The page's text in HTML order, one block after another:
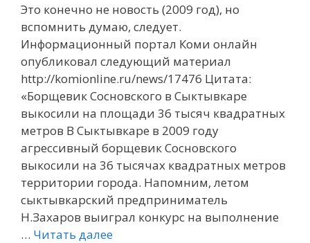
Это конечно не новость (2009 год), но
вспомнить думаю, следует.
Информационный портал Коми онлайн
опубликовал следующий материал
http://komionline.ru/news/17476 Цитата:
«Борщевик Сосновского в Сыктывкаре
выкосили на площади 36 тысяч квадратных
метров В Сыктывкаре в 2009 году
агрессивный борщевик Сосновского
выкосили на 36 тысячах квадратных метров
территории города. Напомним, летом
сыктывкарский предприниматель
Н.Захаров выиграл конкурс на выполнение
… Читать далее